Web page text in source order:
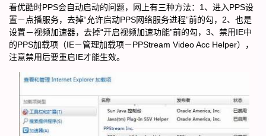
看优酷时PPS会自动启动的问题，网上有三种方法：1、进入PPS设
置－点播服务，去掉“允许启动PPS网络服务进程”前的勾，2、也是
设置－视频加速器，去掉“开启视频加速功能”前的勾，3、禁用IE中
的PPS加载项（IE－管理加载项－PPStream Video Acc Helper），
注意禁用后要重启IE才能生效。